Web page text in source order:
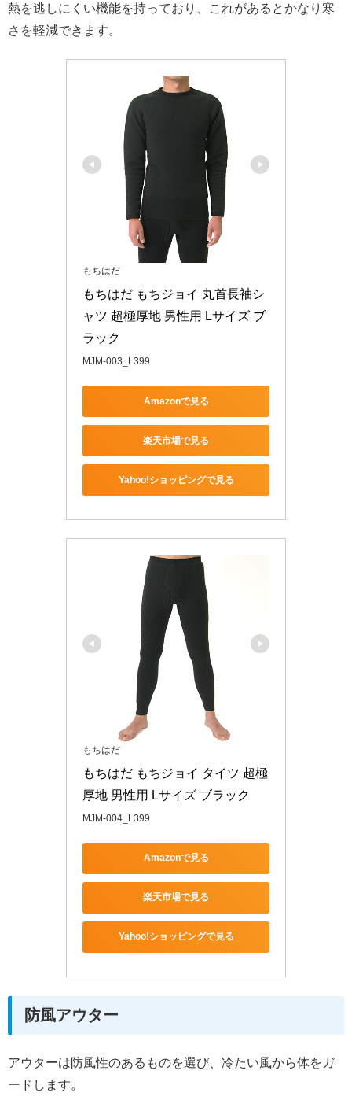
熱を逃しにくい機能を持っており、これがあるとかなり寒
さを軽減できます。
もちはだ
もちはだ もちジョイ 丸首長袖シ
ャツ 超極厚地 男性用 Lサイズ ブ
ラック
MJM-003_L399
Amazonで見る
楽天市場で見る
Yahoo!ショッピングで見る
もちはだ
もちはだ もちジョイ タイツ 超極
厚地 男性用 Lサイズ ブラック
MJM-004_L399
Amazonで見る
楽天市場で見る
Yahoo!ショッピングで見る
防風アウター
アウターは防風性のあるものを選び、冷たい風から体をガ
ードします。